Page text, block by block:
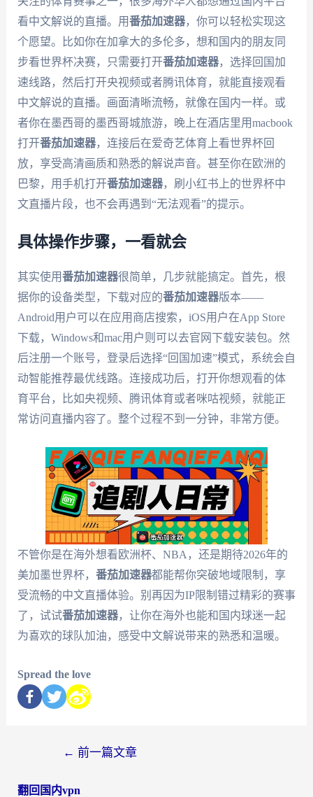
看中文解说的直播。用番茄加速器，你可以轻松实现这
个愿望。比如你在加拿大的多伦多，想和国内的朋友同
步看世界杯决赛，只需要打开番茄加速器，选择回国加
速线路，然后打开央视频或者腾讯体育，就能直接观看
中文解说的直播。画面清晰流畅，就像在国内一样。或
者你在墨西哥的墨西哥城旅游，晚上在酒店里用macbook
打开番茄加速器，连接后在爱奇艺体育上看世界杯回
放，享受高清画质和熟悉的解说声音。甚至你在欧洲的
巴黎，用手机打开番茄加速器，刷小红书上的世界杯中
文直播片段，也不会再遇到“无法观看”的提示。
具体操作步骤，一看就会
其实使用番茄加速器很简单，几步就能搞定。首先，根
据你的设备类型，下载对应的番茄加速器版本——
Android用户可以在应用商店搜索，iOS用户在App Store
下载，Windows和mac用户则可以去官网下载安装包。然
后注册一个账号，登录后选择“回国加速”模式，系统会自
动智能推荐最优线路。连接成功后，打开你想观看的体
育平台，比如央视频、腾讯体育或者咪咕视频，就能正
常访问直播内容了。整个过程不到一分钟，非常方便。
不管你是在海外想看欧洲杯、NBA，还是期待2026年的
美加墨世界杯， 番茄加速器都能帮你突破地域限制，享
受流畅的中文直播体验。别再因为IP限制错过精彩的赛事
了，试试番茄加速器，让你在海外也能和国内球迷一起
为喜欢的球队加油，感受中文解说带来的熟悉和温暖。
Spread the love
← 前一篇文章
翻回国内vpn